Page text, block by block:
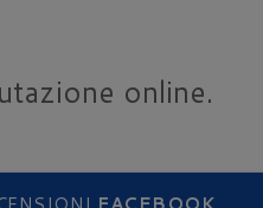
online.